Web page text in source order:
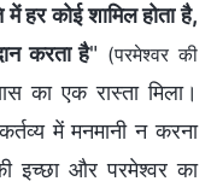
कोई शामिल होता है,
करता है" (परमेश्‍वर की
का एक रास्ता मिला।
में मनमानी न करना
इच्छा और परमेश्वर का